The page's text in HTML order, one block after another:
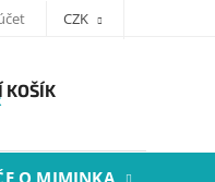
CZK
KOŠÍK
O MIMINKA